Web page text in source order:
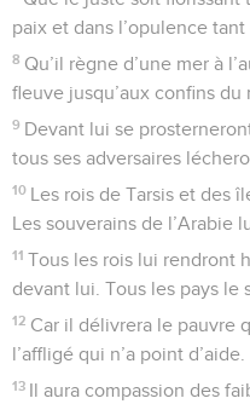
paix et dans l’opulence
8 Qu’il règne d’une mer à
fleuve jusqu’aux confins du
9 Devant lui se
tous ses adversaires
10 Les rois de Tarsis et des
Les souverains de l’Arabie
11 Tous les rois lui rendront
devant lui. Tous les pays le
12 Car il délivrera le pauvre
l’affligé qui n’a point d’aide.
13 Il aura compassion des